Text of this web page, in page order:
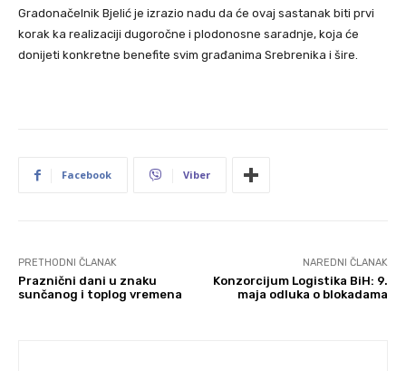
Gradonačelnik Bjelić je izrazio nadu da će ovaj sastanak biti prvi
korak ka realizaciji dugoročne i plodonosne saradnje, koja će
donijeti konkretne benefite svim građanima Srebrenika i šire.
Facebook Viber
PRETHODNI ČLANAK
Praznični dani u znaku
sunčanog i toplog vremena
NAREDNI ČLANAK
Konzorcijum Logistika BiH: 9.
maja odluka o blokadama